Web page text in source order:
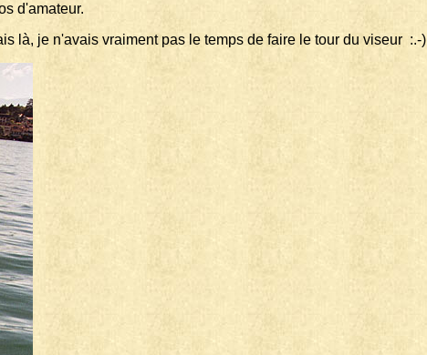
d'amateur.
là, je n'avais vraiment pas le temps de faire le tour du viseur :.-)